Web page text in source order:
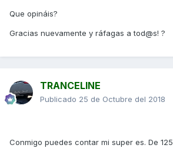
Que opináis?
Gracias nuevamente y ráfagas a tod@s! ?
TRANCELINE
Publicado 25 de Octubre del 2018
Conmigo puedes contar mi super es. De 125